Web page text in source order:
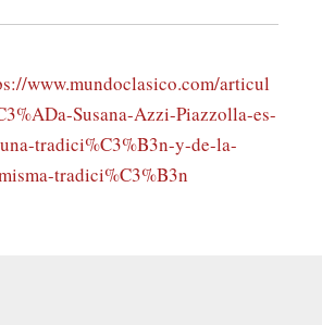
www.mundoclasico.com/articul
Susana-Azzi-Piazzolla-es-
tradici%C3%B3n-y-de-la-
tradici%C3%B3n